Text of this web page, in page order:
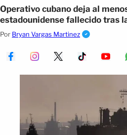
Operativo cubano deja al
estadounidense fallecido tras
buque de Florida en aguas
Por Bryan Vargas Martinez